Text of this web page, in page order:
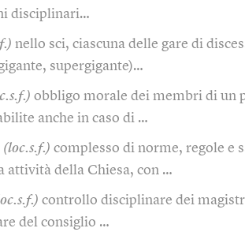
disciplinari…
nello sci, ciascuna delle gare di
supergigante)…
obbligo morale dei membri di un
anche in caso di …
(loc.s.f.) complesso di norme, regole e
attività della Chiesa, con …
controllo disciplinare dei
del consiglio …